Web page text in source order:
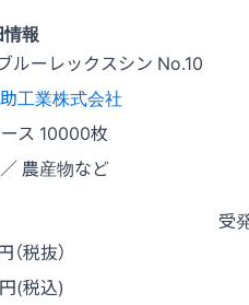
報
ルーレックスシン No.10
工業株式会社
ス 10000枚
／ 農産物など
受
（税抜）
(税込)